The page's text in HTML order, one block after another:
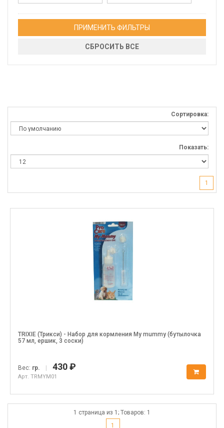
ПРИМЕНИТЬ ФИЛЬТРЫ
СБРОСИТЬ ВСЕ
Сортировка:
Показать:
1
TRIXIE (Трикси) - Набор для кормления My mummy (бутылочка
57 мл, ершик, 3 соски)
Вес: гр. | 430 ₽
Арт. TRMYM01
1 страница из 1; Товаров: 1
1